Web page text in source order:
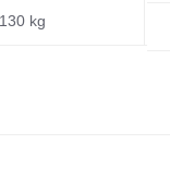
130 kg